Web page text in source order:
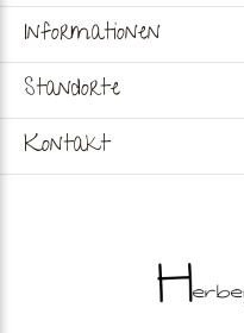
Informationen
Standorte
Kontakt